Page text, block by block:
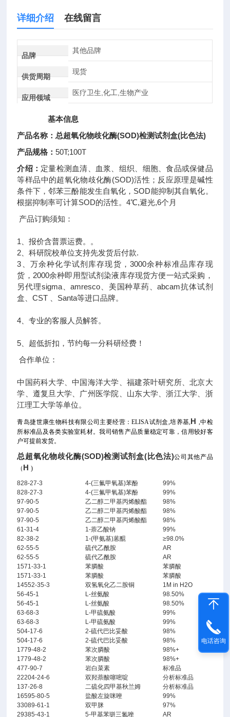
详细介绍 在线留言
品牌
其他品牌
供货周期
现货
应用领域
医疗卫生,化工,生物产业
基本信息
产品名称： 总超氧化物歧化酶(SOD)检测试剂盒(比色法)
产品规格：50T;100T
介绍： 定量检测血清、血浆、组织、细胞、食品或保健品
等样品中的超氧化物歧化酶(SOD)活性；反应原理是碱性
条件下，邻苯三酚能发生自氧化，SOD能抑制其自氧化。
根据抑制率可计算SOD的活性。4℃,避光,6个月
产品订购须知：
1、报价含普票运费。。
2、科研院校单位支持先发货后付款.
3、万余种化学试剂库存现货，3000余种标准品库存现
货，2000余种即用型试剂染液库存现货方便一站式采购，
另代理sigma、amresco、美国种草药、abcam抗体试剂
盒、CST 、Santa等进口品牌。
4、专业的客服人员解答。
5、超低折扣，节约每一分科研经费！
合作单位：
中国药科大学、中国海洋大学、福建茶叶研究所、北京大
学、遵复旦大学、广州医学院、山东大学、浙江大学、浙
江理工大学等单位。
青岛捷世康生物科技有限公司主要经营：ELISA试剂盒,培养基,H ,中检
所标准品及各类实验室耗材。我司销售产品质量稳定可靠，信用较好客
户可提前发货。
总超氧化物歧化酶(SOD)检测试剂盒(比色法)公司其他产品
（ H)
828-27-3 4-(三氟甲氧基)苯酚
99%
828-27-3
4-(三氟甲氧基)苯酚
99%
97-90-5
乙二醇二甲基丙烯酸酯
98%
97-90-5
乙二醇二甲基丙烯酸酯
98%
97-90-5
乙二醇二甲基丙烯酸酯
98%
61-31-4
1-萘乙酸钠
99%
82-38-2
1-(甲氨基)蒽醌
≥98.0%
62-55-5
硫代乙酰胺
AR
62-55-5
硫代乙酰胺
AR
1571-33-1
苯膦酸
苯膦酸
1571-33-1
苯膦酸
苯膦酸
14552-35-3
双氢氧化乙二胺铜
1M in H2O
56-45-1
L-丝氨酸
98.50%
56-45-1
L-丝氨酸
98.50%
63-68-3
L-甲硫氨酸
99%
63-68-3
L-甲硫氨酸
99%
504-17-6
2-硫代巴比妥酸
98%
504-17-6
2-硫代巴比妥酸
98%
1779-48-2
苯次膦酸
98%+
1779-48-2
苯次膦酸
98%+
477-90-7
岩白菜素
标准品
22204-24-6
双羟萘酸噻嘧啶
分析标准品
137-26-8
二硫化四甲基秋兰姆
分析标准品
16595-80-5
盐酸左旋咪唑
99%
33089-61-1
双甲脒
97%
29385-43-1
5-甲基苯骈三氮唑 AR
电话咨询